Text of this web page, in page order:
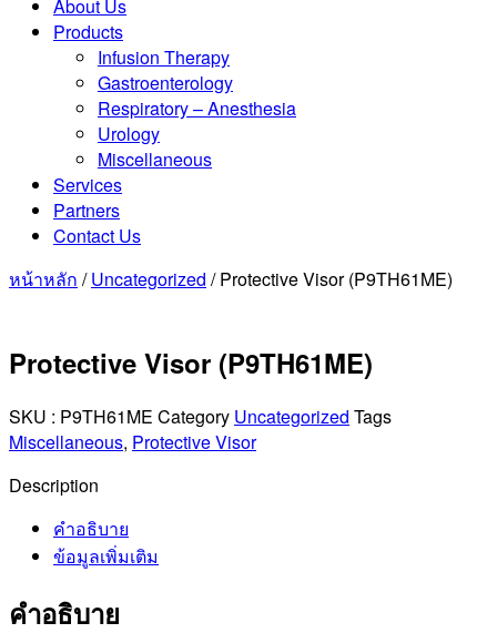
About Us
Products
Infusion Therapy
Gastroenterology
Respiratory – Anesthesia
Urology
Miscellaneous
Services
Partners
Contact Us
หน้าหลัก /Uncategorized / Protective Visor (P9TH61ME)
Protective Visor (P9TH61ME)
SKU : P9TH61ME Category Uncategorized Tags
Miscellaneous, Protective Visor
Description
คำอธิบาย
ข้อมูลเพิ่มเติม
คำอธิบาย